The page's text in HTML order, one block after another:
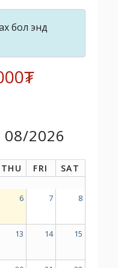
бол энд
08/2026
THU FRI SAT
6 7 8
13 14 15